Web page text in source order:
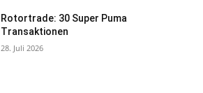
Rotortrade: 30 Super Puma
Transaktionen
28. Juli 2026